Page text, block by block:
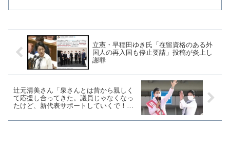
立憲・早稲田ゆき氏「在留資格のある外
国人の再入国も停止要請」投稿が炎上し
謝罪
辻元清美さん「泉さんとは昔から親しく
て応援し合ってきた。議員じゃなくなっ
たけど、新代表サポートしていくで！」